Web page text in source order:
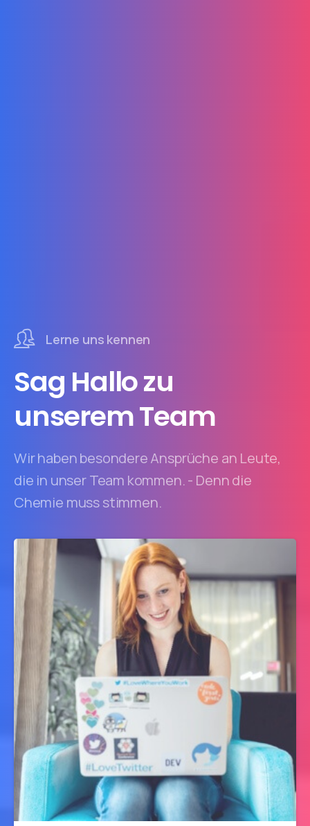
Lerne uns kennen
Sag Hallo zu
unserem Team
Wir haben besondere Ansprüche an Leute,
die in unser Team kommen. - Denn die
Chemie muss stimmen.